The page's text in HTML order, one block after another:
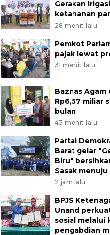
Gerakan
ketahanan
28 menit lalu
Pemkot
pajak lewat
31 menit lalu
Baznas Agam
Rp6,57 miliar
bulan
43 menit lalu
Partai
Barat gelar
Biru"
Sasak
2 jam lalu
BPJS
Unand
sosial melalui
pengabdian